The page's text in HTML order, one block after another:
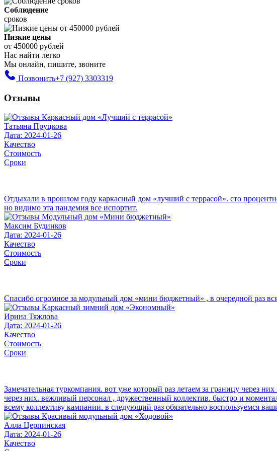
Соблюдение
сроков
Низкие цены
от 450000 рублей
Нас найти легко
Мы онлайн, пишите, звоните
Позвонить+7 (927) 3303319
Отзывы
Татьяна Пруцкова
Дата: 2024-01-26
Качество
Стоимость
Сроки
Отдыхали в прошлом году каркасный дом «лучший с террасой». сто
но видимо эта пандемия все испортит.
Максим Будинков
Дата: 2024-01-26
Качество
Стоимость
Сроки
Спасибо огромное за модульный дом «мини бюджетный» , в очередной раз
Ирина Тяжлова
Дата: 2024-01-26
Качество
Стоимость
Сроки
Замечательная туркомпания. вот уже который раз летаем за границу через
через них. вежливый персонал , дружественный коллектив. быстро и
всему коллективу кампании. в следующий раз обязательно воспользуемся
Алла Церпинская
Дата: 2024-01-26
Качество